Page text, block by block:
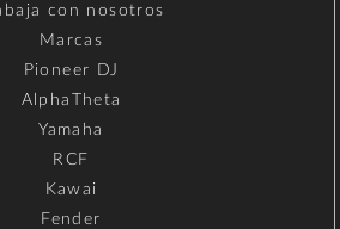
con nosotros
Marcas
Pioneer DJ
AlphaTheta
Yamaha
RCF
Kawai
Fender